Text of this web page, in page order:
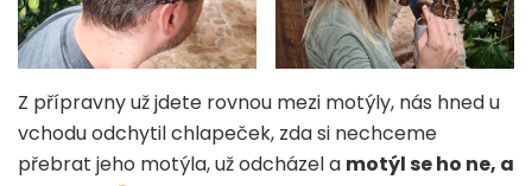
Z přípravny už jdete rovnou mezi motýly, nás hned u
vchodu odchytil chlapeček, zda si nechceme
přebrat jeho motýla, už odcházel a motýl se ho ne, a